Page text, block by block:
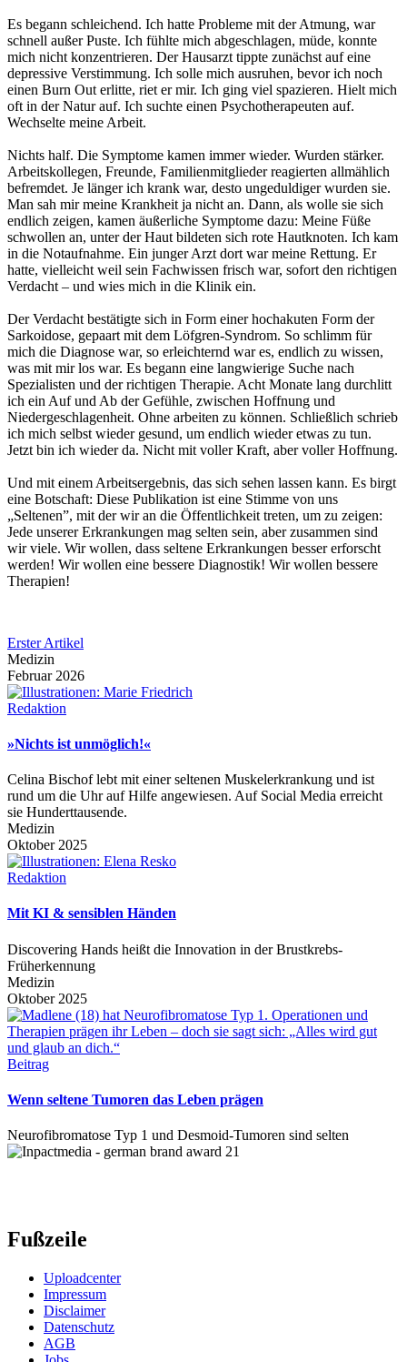
Es begann schleichend. Ich hatte Probleme mit der Atmung, war
schnell außer Puste. Ich fühlte mich abgeschlagen, müde, konnte
mich nicht konzentrieren. Der Hausarzt tippte zunächst auf eine
depressive Verstimmung. Ich solle mich ausruhen, bevor ich noch
einen Burn Out erlitte, riet er mir. Ich ging viel spazieren. Hielt mich
oft in der Natur auf. Ich suchte einen Psychotherapeuten auf.
Wechselte meine Arbeit.
Nichts half. Die Symptome kamen immer wieder. Wurden stärker.
Arbeitskollegen, Freunde, Familienmitglieder reagierten allmählich
befremdet. Je länger ich krank war, desto ungeduldiger wurden sie.
Man sah mir meine Krankheit ja nicht an. Dann, als wolle sie sich
endlich zeigen, kamen äußerliche Symptome dazu: Meine Füße
schwollen an, unter der Haut bildeten sich rote Hautknoten. Ich kam
in die Notaufnahme. Ein junger Arzt dort war meine Rettung. Er
hatte, vielleicht weil sein Fachwissen frisch war, sofort den richtigen
Verdacht – und wies mich in die Klinik ein.
Der Verdacht bestätigte sich in Form einer hochakuten Form der
Sarkoidose, gepaart mit dem Löfgren-Syndrom. So schlimm für
mich die Diagnose war, so erleichternd war es, endlich zu wissen,
was mit mir los war. Es begann eine langwierige Suche nach
Spezialisten und der richtigen Therapie. Acht Monate lang durchlitt
ich ein Auf und Ab der Gefühle, zwischen Hoffnung und
Niedergeschlagenheit. Ohne arbeiten zu können. Schließlich schrieb
ich mich selbst wieder gesund, um endlich wieder etwas zu tun.
Jetzt bin ich wieder da. Nicht mit voller Kraft, aber voller Hoffnung.
Und mit einem Arbeitsergebnis, das sich sehen lassen kann. Es birgt
eine Botschaft: Diese Publikation ist eine Stimme von uns
„Seltenen”, mit der wir an die Öffentlichkeit treten, um zu zeigen:
Jede unserer Erkrankungen mag selten sein, aber zusammen sind
wir viele. Wir wollen, dass seltene Erkrankungen besser erforscht
werden! Wir wollen eine bessere Diagnostik! Wir wollen bessere
Therapien!
Erster Artikel
Medizin
Februar 2026
Redaktion
»Nichts ist unmöglich!«
Celina Bischof lebt mit einer seltenen Muskelerkrankung und ist
rund um die Uhr auf Hilfe angewiesen. Auf Social Media erreicht
sie Hunderttausende.
Medizin
Oktober 2025
Redaktion
Mit KI & sensiblen Händen
Discovering Hands heißt die Innovation in der Brustkrebs-
Früherkennung
Medizin
Oktober 2025
Beitrag
Wenn seltene Tumoren das Leben prägen
Neurofibromatose Typ 1 und Desmoid-Tumoren sind selten
Fußzeile
Uploadcenter
Impressum
Disclaimer
Datenschutz
AGB